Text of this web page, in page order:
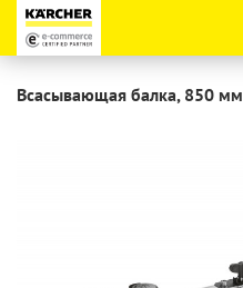
Всасывающая балка, 850 мм